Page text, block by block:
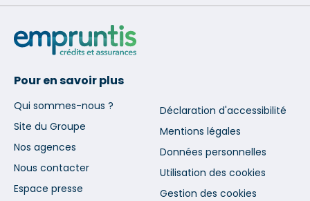
Pour en savoir plus
Qui sommes-nous ?
Site du Groupe
Nos agences
Nous contacter
Espace presse
Déclaration d'accessibilité
Mentions légales
Données personnelles
Utilisation des cookies
Gestion des cookies